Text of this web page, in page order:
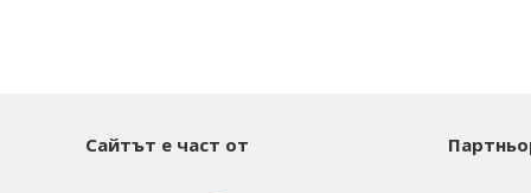
Сайтът е част от